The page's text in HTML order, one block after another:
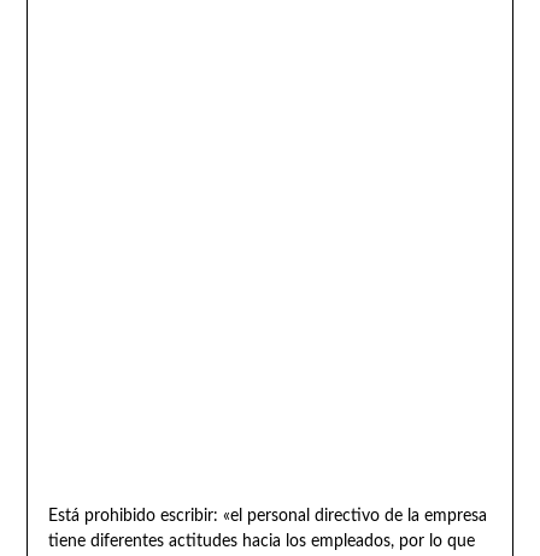
Está prohibido escribir: «el personal directivo de la empresa
tiene diferentes actitudes hacia los empleados, por lo que